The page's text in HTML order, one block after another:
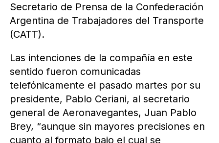
Secretario de Prensa de la Confederación
Argentina de Trabajadores del Transporte
(CATT).
Las intenciones de la compañía en este
sentido fueron comunicadas
telefónicamente el pasado martes por su
presidente, Pablo Ceriani, al secretario
general de Aeronavegantes, Juan Pablo
Brey, “aunque sin mayores precisiones en
cuanto al formato bajo el cual se